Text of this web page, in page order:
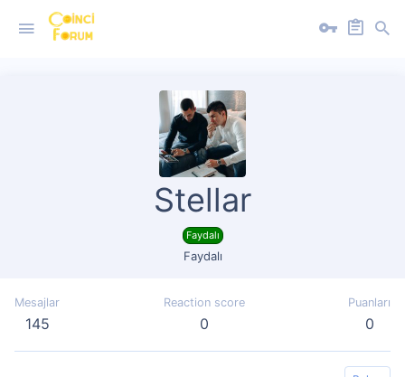
Stellar
Faydalı
Faydalı
Mesajlar
145
Reaction score
0
Puanları
0